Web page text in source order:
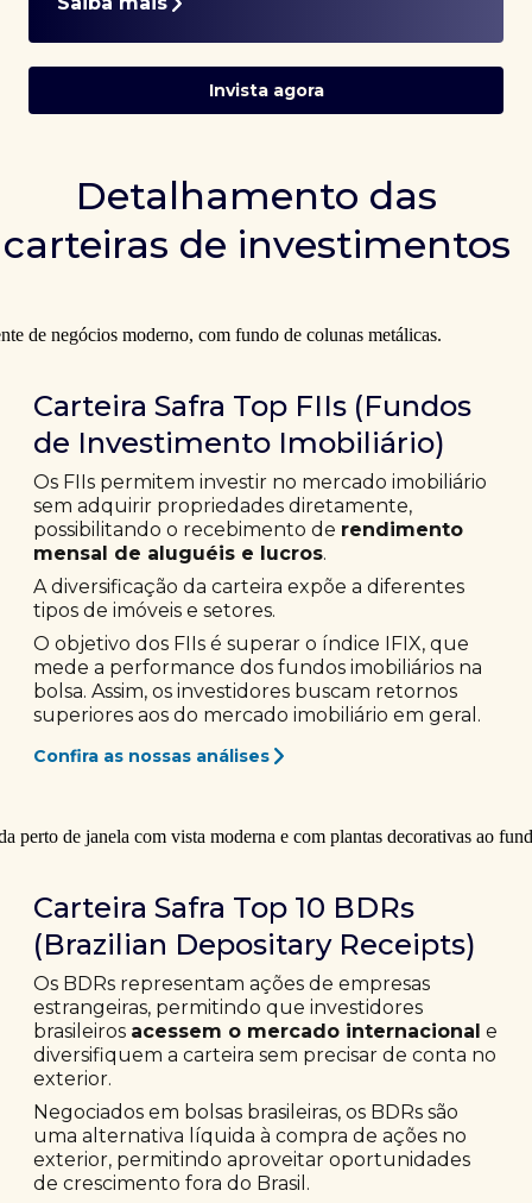
Invista agora
Detalhamento das
carteiras de investimentos
Carteira Safra Top FIIs (Fundos
de Investimento Imobiliário)
Os FIIs permitem investir no mercado imobiliário
sem adquirir propriedades diretamente,
possibilitando o recebimento de rendimento
mensal de aluguéis e lucros.
A diversificação da carteira expõe a diferentes
tipos de imóveis e setores.
O objetivo dos FIIs é superar o índice IFIX, que
mede a performance dos fundos imobiliários na
bolsa. Assim, os investidores buscam retornos
superiores aos do mercado imobiliário em geral.
Confira as nossas análises
Carteira Safra Top 10 BDRs
(Brazilian Depositary Receipts)
Os BDRs representam ações de empresas
estrangeiras, permitindo que investidores
brasileiros acessem o mercado internacional e
diversifiquem a carteira sem precisar de conta no
exterior.
Negociados em bolsas brasileiras, os BDRs são
uma alternativa líquida à compra de ações no
exterior, permitindo aproveitar oportunidades
de crescimento fora do Brasil.